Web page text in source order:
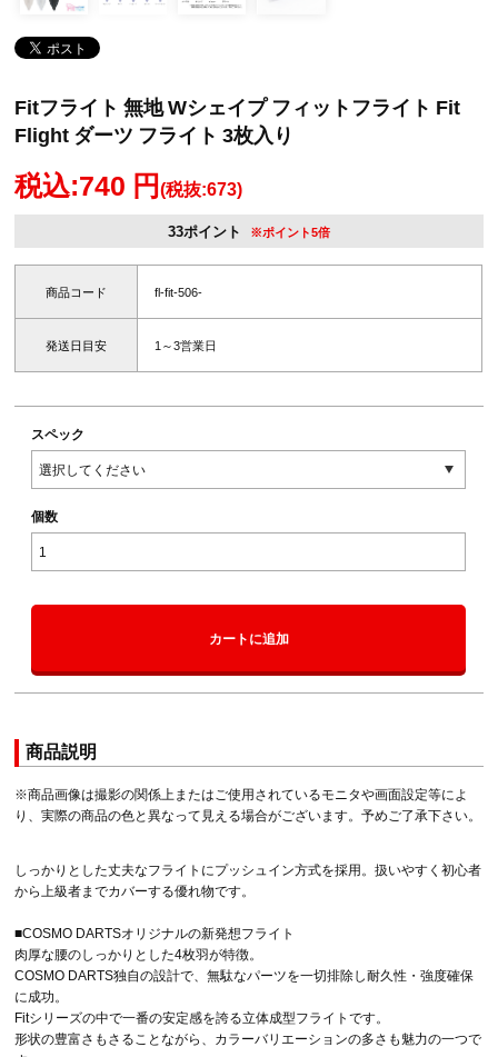
Fitフライト 無地 Wシェイプ フィットフライト Fit
Flight ダーツ フライト 3枚入り
税込:740 円(税抜:673)
33ポイント ※ポイント5倍
商品コード fl-fit-506-
発送日目安 1～3営業日
スペック
個数
カートに追加
商品説明
※商品画像は撮影の関係上またはご使用されているモニタや画面設定等によ
り、実際の商品の色と異なって見える場合がございます。予めご了承下さい。
しっかりとした丈夫なフライトにプッシュイン方式を採用。扱いやすく初心者
から上級者までカバーする優れ物です。
■COSMO DARTSオリジナルの新発想フライト
肉厚な腰のしっかりとした4枚羽が特徴。
COSMO DARTS独自の設計で、無駄なパーツを一切排除し耐久性・強度確保
に成功。
Fitシリーズの中で一番の安定感を誇る立体成型フライトです。
形状の豊富さもさることながら、カラーバリエーションの多さも魅力の一つで